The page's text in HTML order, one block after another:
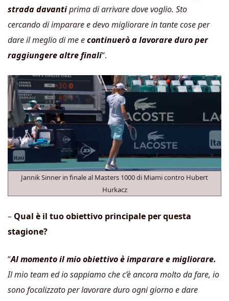
strada davantiprima di arrivare dove voglio. Sto
cercando di imparare e devo migliorare in tante cose per
dare il meglio di me econtinuerò a lavorare duro per
raggiungere altre finali“.
Jannik Sinner in finale al Masters 1000 di Miami contro Hubert
Hurkacz
– Qual è il tuo obiettivo principale per questa
stagione?
“Al momento il mio obiettivo è imparare e migliorare.
Il mio team ed io sappiamo che c’è ancora molto da fare, io
sono focalizzato per lavorare duro ogni giorno e dare